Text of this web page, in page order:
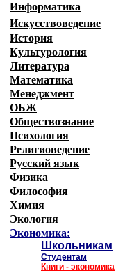
Информатика
Искусствоведение
История
Культурология
Литература
Математика
Менеджмент
ОБЖ
Обществознание
Психология
Религиоведение
Русский язык
Физика
Философия
Химия
Экология
Экономика:
Школьникам
Студентам
Книги - экономика